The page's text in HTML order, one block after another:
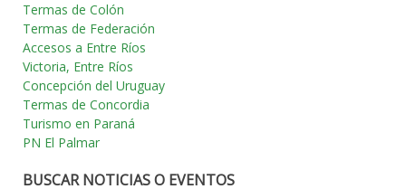
Termas de Colón
Termas de Federación
Accesos a Entre Ríos
Victoria, Entre Ríos
Concepción del Uruguay
Termas de Concordia
Turismo en Paraná
PN El Palmar
BUSCAR NOTICIAS O EVENTOS